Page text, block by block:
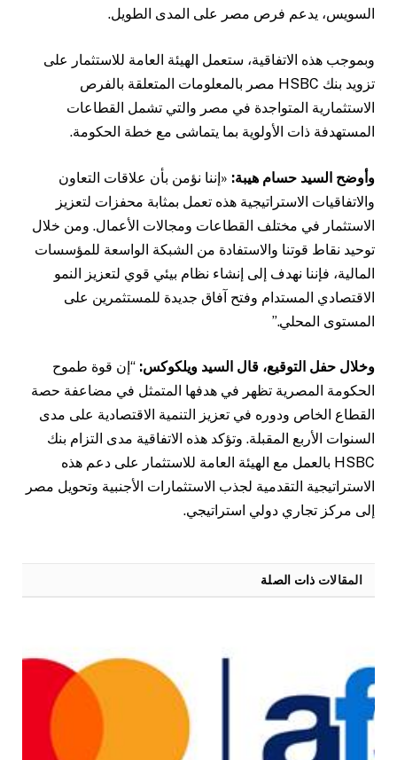
السويس، يدعم فرص مصر على المدى الطويل.
وبموجب هذه الاتفاقية، ستعمل الهيئة العامة للاستثمار على
تزويد بنك HSBC مصر بالمعلومات المتعلقة بالفرص
الاستثمارية المتواجدة في مصر والتي تشمل القطاعات
المستهدفة ذات الأولوية بما يتماشى مع خطة الحكومة.
وأوضح السيد حسام هيبة: «إننا نؤمن بأن علاقات التعاون
والاتفاقيات الاستراتيجية هذه تعمل بمثابة محفزات لتعزيز
الاستثمار في مختلف القطاعات ومجالات الأعمال. ومن خلال
توحيد نقاط قوتنا والاستفادة من الشبكة الواسعة للمؤسسات
المالية، فإننا نهدف إلى إنشاء نظام بيئي قوي لتعزيز النمو
الاقتصادي المستدام وفتح آفاق جديدة للمستثمرين على
المستوى المحلي.”
وخلال حفل التوقيع، قال السيد ويلكوكس: “إن قوة طموح
الحكومة المصرية تظهر في هدفها المتمثل في مضاعفة حصة
القطاع الخاص ودوره في تعزيز التنمية الاقتصادية على مدى
السنوات الأربع المقبلة. وتؤكد هذه الاتفاقية مدى التزام بنك
HSBC بالعمل مع الهيئة العامة للاستثمار على دعم هذه
الاستراتيجية التقدمية لجذب الاستثمارات الأجنبية وتحويل مصر
إلى مركز تجاري دولي استراتيجي.
المقالات ذات الصلة